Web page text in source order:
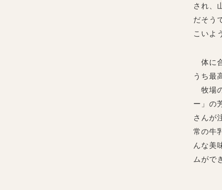
され、
だそう
こいよ
体に
うち最
牧場
ー」の
さんが
常の牛
んな美
ムがで